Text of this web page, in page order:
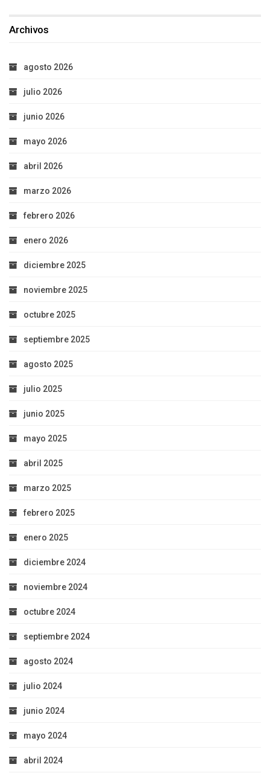
Archivos
agosto 2026
julio 2026
junio 2026
mayo 2026
abril 2026
marzo 2026
febrero 2026
enero 2026
diciembre 2025
noviembre 2025
octubre 2025
septiembre 2025
agosto 2025
julio 2025
junio 2025
mayo 2025
abril 2025
marzo 2025
febrero 2025
enero 2025
diciembre 2024
noviembre 2024
octubre 2024
septiembre 2024
agosto 2024
julio 2024
junio 2024
mayo 2024
abril 2024